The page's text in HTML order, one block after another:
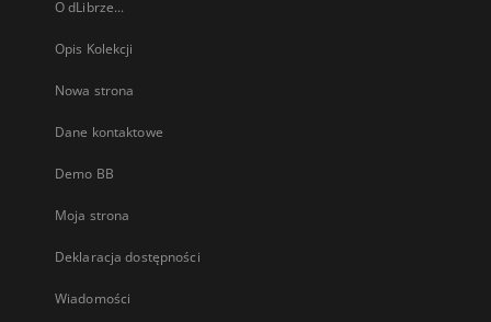
O dLibrze...
Opis Kolekcji
Nowa strona
Dane kontaktowe
Demo BB
Moja strona
Deklaracja dostępności
Wiadomości